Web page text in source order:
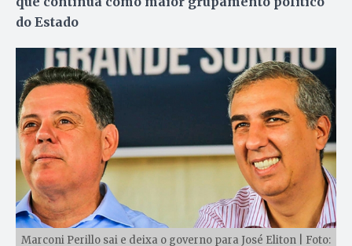
do Estado
Marconi Perillo sai e deixa o governo para José Eliton | Foto: